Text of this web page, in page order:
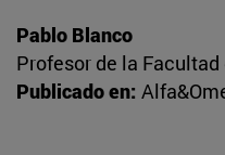
Pablo Blanco
Profesor de la Facultad
Publicado en: